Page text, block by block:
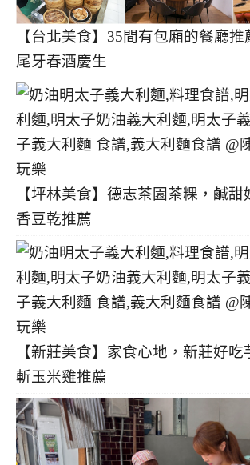
【台北美食】35間有包廂的餐廳
尾牙春酒慶生
【坪林美食】德志茶園茶粿，鹹
香豆乾推薦
【新莊美食】家食心地，新莊好吃
斬玉米雞推薦